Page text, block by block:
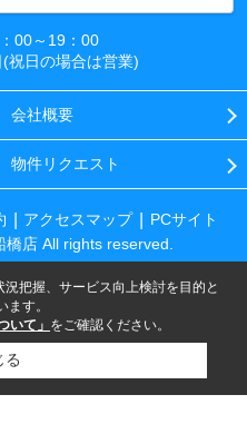
00～19：00
祝日の場合は営業)
会社概要
物件リクエスト
アクセスマップ
PCサイト
店 All rights reserved.
把握、サービス向上検討を目的と
す。
いて」 をご確認ください。
る